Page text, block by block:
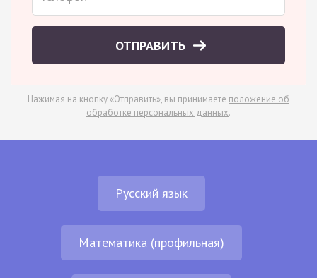
ОТПРАВИТЬ
Нажимая на кнопку «Отправить», вы принимаете положение об
обработке персональных данных.
Русский язык
Математика (профильная)